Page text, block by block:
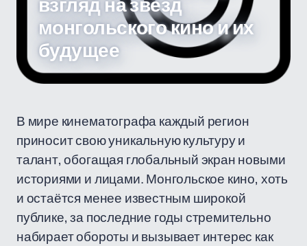
взгляд на звёзд
монгольского кино и их
будущее
В мире кинематографа каждый регион
приносит свою уникальную культуру и
талант, обогащая глобальный экран новыми
историями и лицами. Монгольское кино, хоть
и остаётся менее известным широкой
публике, за последние годы стремительно
набирает обороты и вызывает интерес как